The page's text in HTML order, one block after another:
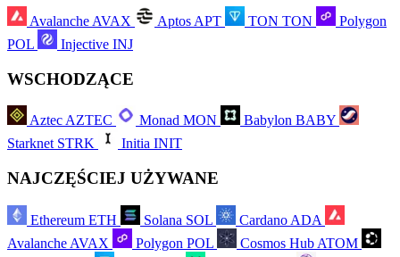
Avalanche AVAX Aptos APT TON TON
Polygon
POL
Injective INJ
WSCHODZĄCE
AztecAZTEC Monad MON Babylon BABY
Starknet STRK Initia INIT
NAJCZĘŚCIEJ UŻYWANE
Ethereum ETH Solana SOL Cardano ADA
Avalanche AVAX Polygon POL Cosmos Hub ATOM